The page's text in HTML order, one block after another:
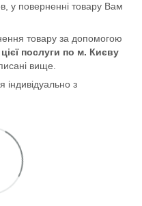
у поверненні товару Вам
товару за допомогою
цієї послуги по м. Києву
вище.
індивідуально з